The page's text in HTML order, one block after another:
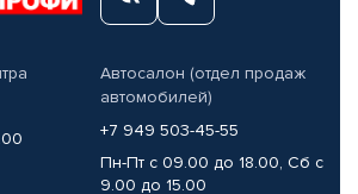
Автосалон (отдел продаж
автомобилей)
+7 949 503-45-55
Пн-Пт с 09.00 до 18.00, Сб с
9.00 до 15.00